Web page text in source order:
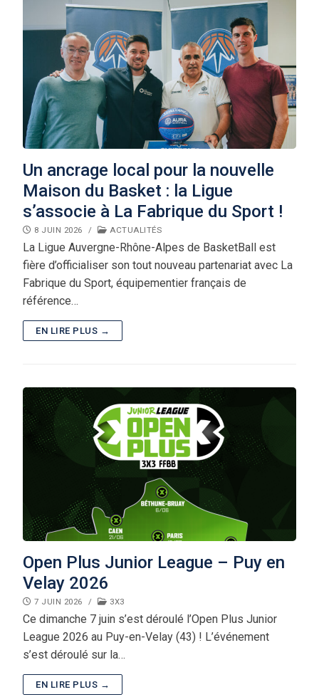
Un ancrage local pour la nouvelle
Maison du Basket : la Ligue
s’associe à La Fabrique du Sport !
8 JUIN 2026 / ACTUALITÉS
La Ligue Auvergne-Rhône-Alpes de BasketBall est
fière d’officialiser son tout nouveau partenariat avec La
Fabrique du Sport, équipementier français de
référence…
EN LIRE PLUS →
Open Plus Junior League – Puy en
Velay 2026
7 JUIN 2026 / 3X3
Ce dimanche 7 juin s’est déroulé l’Open Plus Junior
League 2026 au Puy-en-Velay (43) ! L’événement
s’est déroulé sur la…
EN LIRE PLUS →